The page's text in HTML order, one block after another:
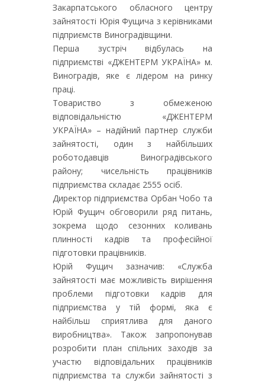
Закарпатського обласного центру
зайнятості Юрія Фущича з керівниками
підприємств Виноградівщини.
Перша зустріч відбулась на
підприємстві «ДЖЕНТЕРМ УКРАЇНА» м.
Виноградів, яке є лідером на ринку
праці.
Товариство з обмеженою
відповідальністю «ДЖЕНТЕРМ
УКРАЇНА» – надійний партнер служби
зайнятості, один з найбільших
роботодавців Виноградівського
району; чисельність працівників
підприємства складає 2555 осіб.
Директор підприємства Орбан Чобо та
Юрій Фущич обговорили ряд питань,
зокрема щодо сезонних коливань
плинності кадрів та професійної
підготовки працівників.
Юрій Фущич зазначив: «Служба
зайнятості має можливість вирішення
проблеми підготовки кадрів для
підприємства у тій формі, яка є
найбільш сприятлива для даного
виробництва». Також запропонував
розробити план спільних заходів за
участю відповідальних працівників
підприємства та служби зайнятості з